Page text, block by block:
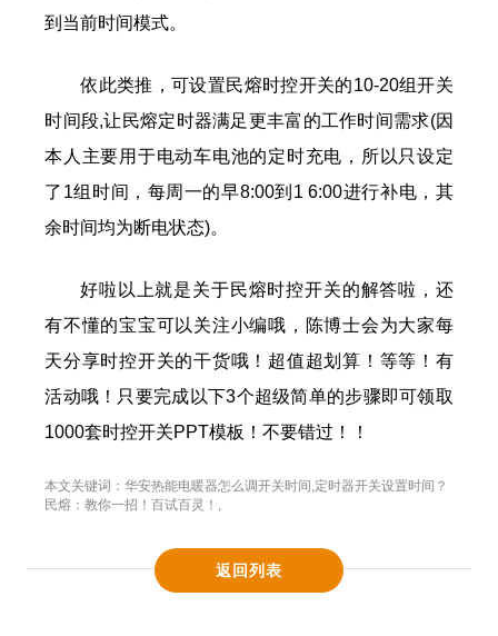
到当前时间模式。
依此类推，可设置民熔时控开关的10-20组开关
时间段,让民熔定时器满足更丰富的工作时间需求(因
本人主要用于电动车电池的定时充电，所以只设定
了1组时间，每周一的早8:00到1 6:00进行补电，其
余时间均为断电状态)。
好啦以上就是关于民熔时控开关的解答啦，还
有不懂的宝宝可以关注小编哦，陈博士会为大家每
天分享时控开关的干货哦！超值超划算！等等！有
活动哦！只要完成以下3个超级简单的步骤即可领取
1000套时控开关PPT模板！不要错过！！
本文关键词：华安热能电暖器怎么调开关时间 ,定时器开关设置时间？
民熔：教你一招！百试百灵！ ,
返回列表